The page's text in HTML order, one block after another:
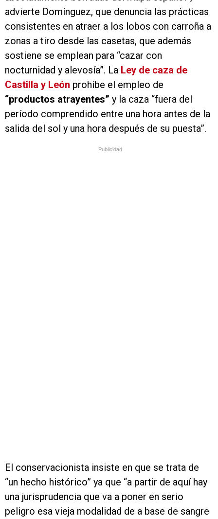
advierte Domínguez, que denuncia las prácticas
consistentes en atraer a los lobos con carroña a
zonas a tiro desde las casetas, que además
sostiene se emplean para “cazar con
nocturnidad y alevosía”. La Ley de caza de
Castilla y León prohíbe el empleo de
“productos atrayentes” y la caza “fuera del
período comprendido entre una hora antes de la
salida del sol y una hora después de su puesta”.
Publicidad
El conservacionista insiste en que se trata de
“un hecho histórico” ya que “a partir de aquí hay
una jurisprudencia que va a poner en serio
peligro esa vieja modalidad de a base de sangre